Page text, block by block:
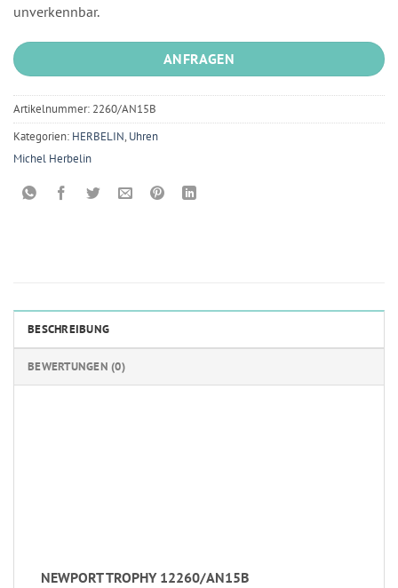
unverkennbar.
ANFRAGEN
Artikelnummer: 2260/AN15B
Kategorien: HERBELIN, Uhren
Michel Herbelin
BESCHREIBUNG
BEWERTUNGEN (0)
NEWPORT TROPHY 12260/AN15B